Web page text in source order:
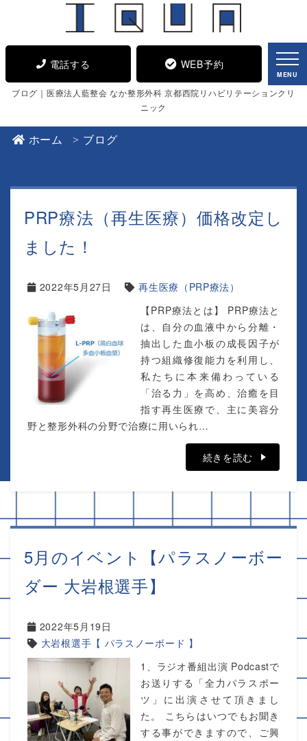
電話する WEB予約
MENU
ブログ｜医療法人藍整会 なか整形外科 京都西院リハビリテーションクリ
ニック
ホーム ブログ
PRP療法（再生医療）価格改定し
ました！
2022年5月27日
再生医療（PRP療法）
【PRP療法とは】 PRP療法と
は、自分の血液中から分離・
抽出した血小板の成長因子が
持つ組織修復能力を利用し、
私たちに本来備わっている
「治る力」を高め、治癒を目
指す再生医療で、主に美容分
野と整形外科の分野で治療に用いられ…
続きを読む
5月のイベント【パラスノーボー
ダー 大岩根選手】
2022年5月19日
大岩根選手【 パラスノーボード 】
1、ラジオ番組出演 Podcastで
お送りする「全力パラスポー
ツ」に出演させて頂きまし
た。 こちらはいつでもお聞き
する事ができますので、ご興